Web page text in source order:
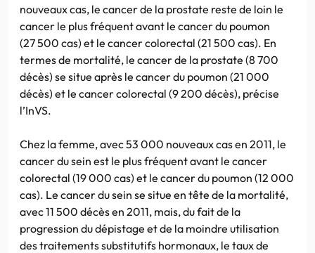
nouveaux cas, le cancer de la prostate reste de loin le
cancer le plus fréquent avant le cancer du poumon
(27 500 cas) et le cancer colorectal (21 500 cas). En
termes de mortalité, le cancer de la prostate (8 700
décès) se situe après le cancer du poumon (21 000
décès) et le cancer colorectal (9 200 décès), précise
l’InVS.
Chez la femme, avec 53 000 nouveaux cas en 2011, le
cancer du sein est le plus fréquent avant le cancer
colorectal (19 000 cas) et le cancer du poumon (12 000
cas). Le cancer du sein se situe en tête de la mortalité,
avec 11 500 décès en 2011, mais, du fait de la
progression du dépistage et de la moindre utilisation
des traitements substitutifs hormonaux, le taux de